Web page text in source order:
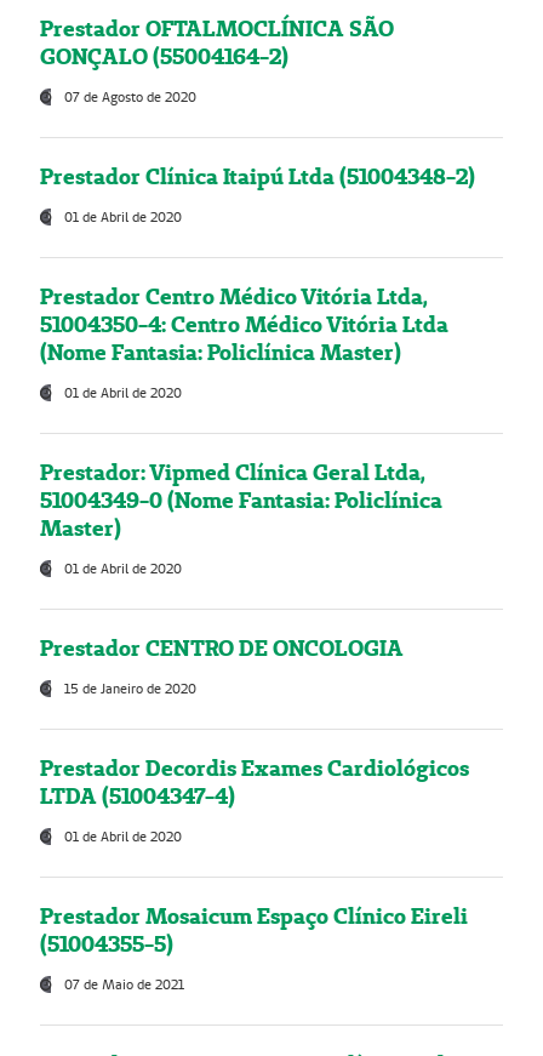
Prestador OFTALMOCLÍNICA SÃO
GONÇALO (55004164-2)
07 de Agosto de 2020
Prestador Clínica Itaipú Ltda (51004348-2)
01 de Abril de 2020
Prestador Centro Médico Vitória Ltda,
51004350-4: Centro Médico Vitória Ltda
(Nome Fantasia: Policlínica Master)
01 de Abril de 2020
Prestador: Vipmed Clínica Geral Ltda,
51004349-0 (Nome Fantasia: Policlínica
Master)
01 de Abril de 2020
Prestador CENTRO DE ONCOLOGIA
15 de Janeiro de 2020
Prestador Decordis Exames Cardiológicos
LTDA (51004347-4)
01 de Abril de 2020
Prestador Mosaicum Espaço Clínico Eireli
(51004355-5)
07 de Maio de 2021